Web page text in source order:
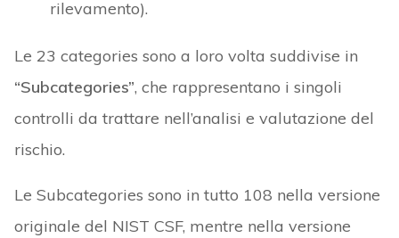
rilevamento).
Le 23 categories sono a loro volta suddivise in
“Subcategories”, che rappresentano i singoli
controlli da trattare nell’analisi e valutazione del
rischio.
Le Subcategories sono in tutto 108 nella versione
originale del NIST CSF, mentre nella versione